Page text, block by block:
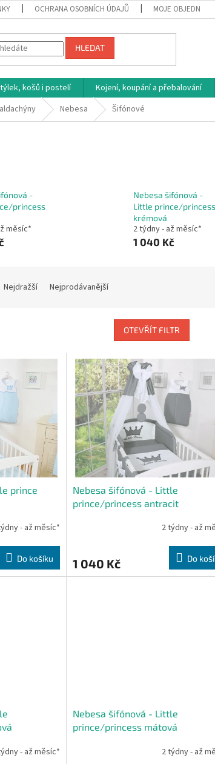
OCHRANA OSOBNÍCH ÚDAJŮ MOJE OBJEDNÁVKA
HLEDAT
košů i postelí Kojení, koupání a přebalování
Nebesa Šifónové
-
princess
měsíc*
Nebesa šifónová -
Little prince/princess
krémová
2 týdny - až měsíc*
1 040 Kč
Nejdražší Nejprodávanější
OTEVŘÍT FILTR
prince
- až měsíc*
Do košíku
Nebesa šifónová - Little
prince/princess antracit
2 týdny - až
1 040 Kč Do
- až měsíc*
Nebesa šifónová - Little
prince/princess mátová
2 týdny - až